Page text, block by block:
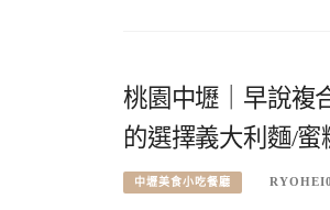
桃園中壢｜早說複
的選擇義大利麵/
中壢美食小吃餐廳